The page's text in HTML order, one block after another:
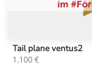
Tail plane ventus2
1.100€